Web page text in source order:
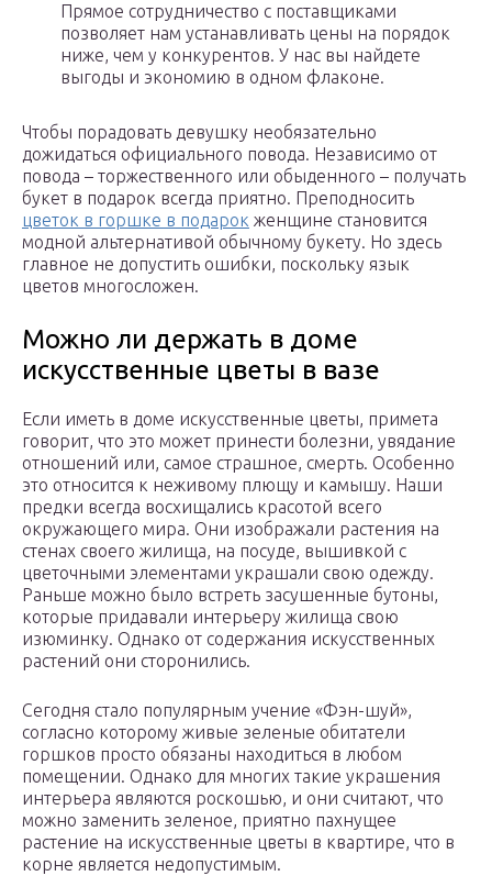
Прямое сотрудничество с поставщиками
позволяет нам устанавливать цены на порядок
ниже, чем у конкурентов. У нас вы найдете
выгоды и экономию в одном флаконе.
Чтобы порадовать девушку необязательно
дожидаться официального повода. Независимо от
повода – торжественного или обыденного – получать
букет в подарок всегда приятно. Преподносить
цветок в горшке в подарок женщине становится
модной альтернативой обычному букету. Но здесь
главное не допустить ошибки, поскольку язык
цветов многосложен.
Можно ли держать в доме
искусственные цветы в вазе
Если иметь в доме искусственные цветы, примета
говорит, что это может принести болезни, увядание
отношений или, самое страшное, смерть. Особенно
это относится к неживому плющу и камышу. Наши
предки всегда восхищались красотой всего
окружающего мира. Они изображали растения на
стенах своего жилища, на посуде, вышивкой с
цветочными элементами украшали свою одежду.
Раньше можно было встреть засушенные бутоны,
которые придавали интерьеру жилища свою
изюминку. Однако от содержания искусственных
растений они сторонились.
Сегодня стало популярным учение «Фэн-шуй»,
согласно которому живые зеленые обитатели
горшков просто обязаны находиться в любом
помещении. Однако для многих такие украшения
интерьера являются роскошью, и они считают, что
можно заменить зеленое, приятно пахнущее
растение на искусственные цветы в квартире, что в
корне является недопустимым.